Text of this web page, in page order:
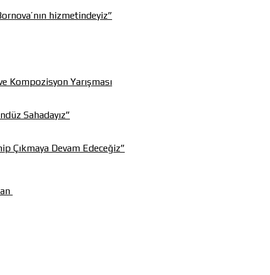
hizmetindeyiz”
Kompozisyon Yarışması
Sahadayız”
Çıkmaya Devam Edeceğiz”